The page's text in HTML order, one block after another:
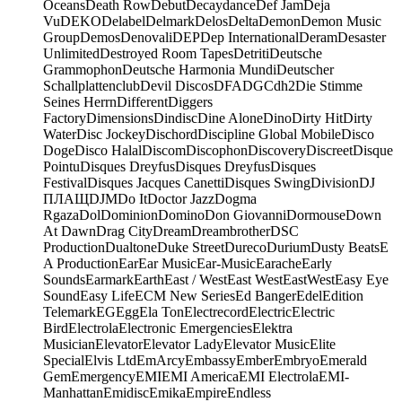
OceansDeath RowDebutDecaydanceDef JamDeja
VuDEKODelabelDelmarkDelosDeltaDemonDemon Music
GroupDemosDenovaliDEPDep InternationalDeramDesaster
UnlimitedDestroyed Room TapesDetritiDeutsche
GrammophonDeutsche Harmonia MundiDeutscher
SchallplattenclubDevil DiscosDFADGCdh2Die Stimme
Seines HerrnDifferentDiggers
FactoryDimensionsDindiscDine AloneDinoDirty HitDirty
WaterDisc JockeyDischordDiscipline Global MobileDisco
DogeDisco HalalDiscomDiscophonDiscoveryDiscreetDisque
PointuDisques DreyfusDisques DreyfusDisques
FestivalDisques Jacques CanettiDisques SwingDivisionDJ
ПЛАЩDJMDo ItDoctor JazzDogma
RgazaDolDominionDominoDon GiovanniDormouseDown
At DawnDrag CityDreamDreambrotherDSC
ProductionDualtoneDuke StreetDurecoDuriumDusty BeatsE
A ProductionEarEar MusicEar-MusicEaracheEarly
SoundsEarmarkEarthEast / WestEast WestEastWestEasy Eye
SoundEasy LifeECM New SeriesEd BangerEdelEdition
TelemarkEGEggEla TonElectrecordElectricElectric
BirdElectrolaElectronic EmergenciesElektra
MusicianElevatorElevator LadyElevator MusicElite
SpecialElvis LtdEmArcyEmbassyEmberEmbryoEmerald
GemEmergencyEMIEMI AmericaEMI ElectrolaEMI-
ManhattanEmidiscEmikaEmpireEndless